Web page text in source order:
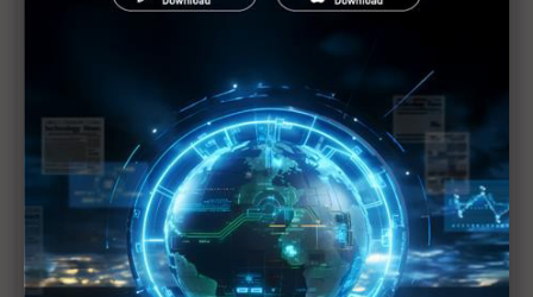
新的逆襲之路？ 業者估未來5~10年中國將竄出多家
未蒙其利先受其害 美國製造業景氣連9個月衰退
H200效能翻6倍、價格增3成 NVIDIA「清庫存」仍
讓中國動心
豐田目標2026全球生產破千萬輛 HEV需求強勁跨越
電動車放緩影響